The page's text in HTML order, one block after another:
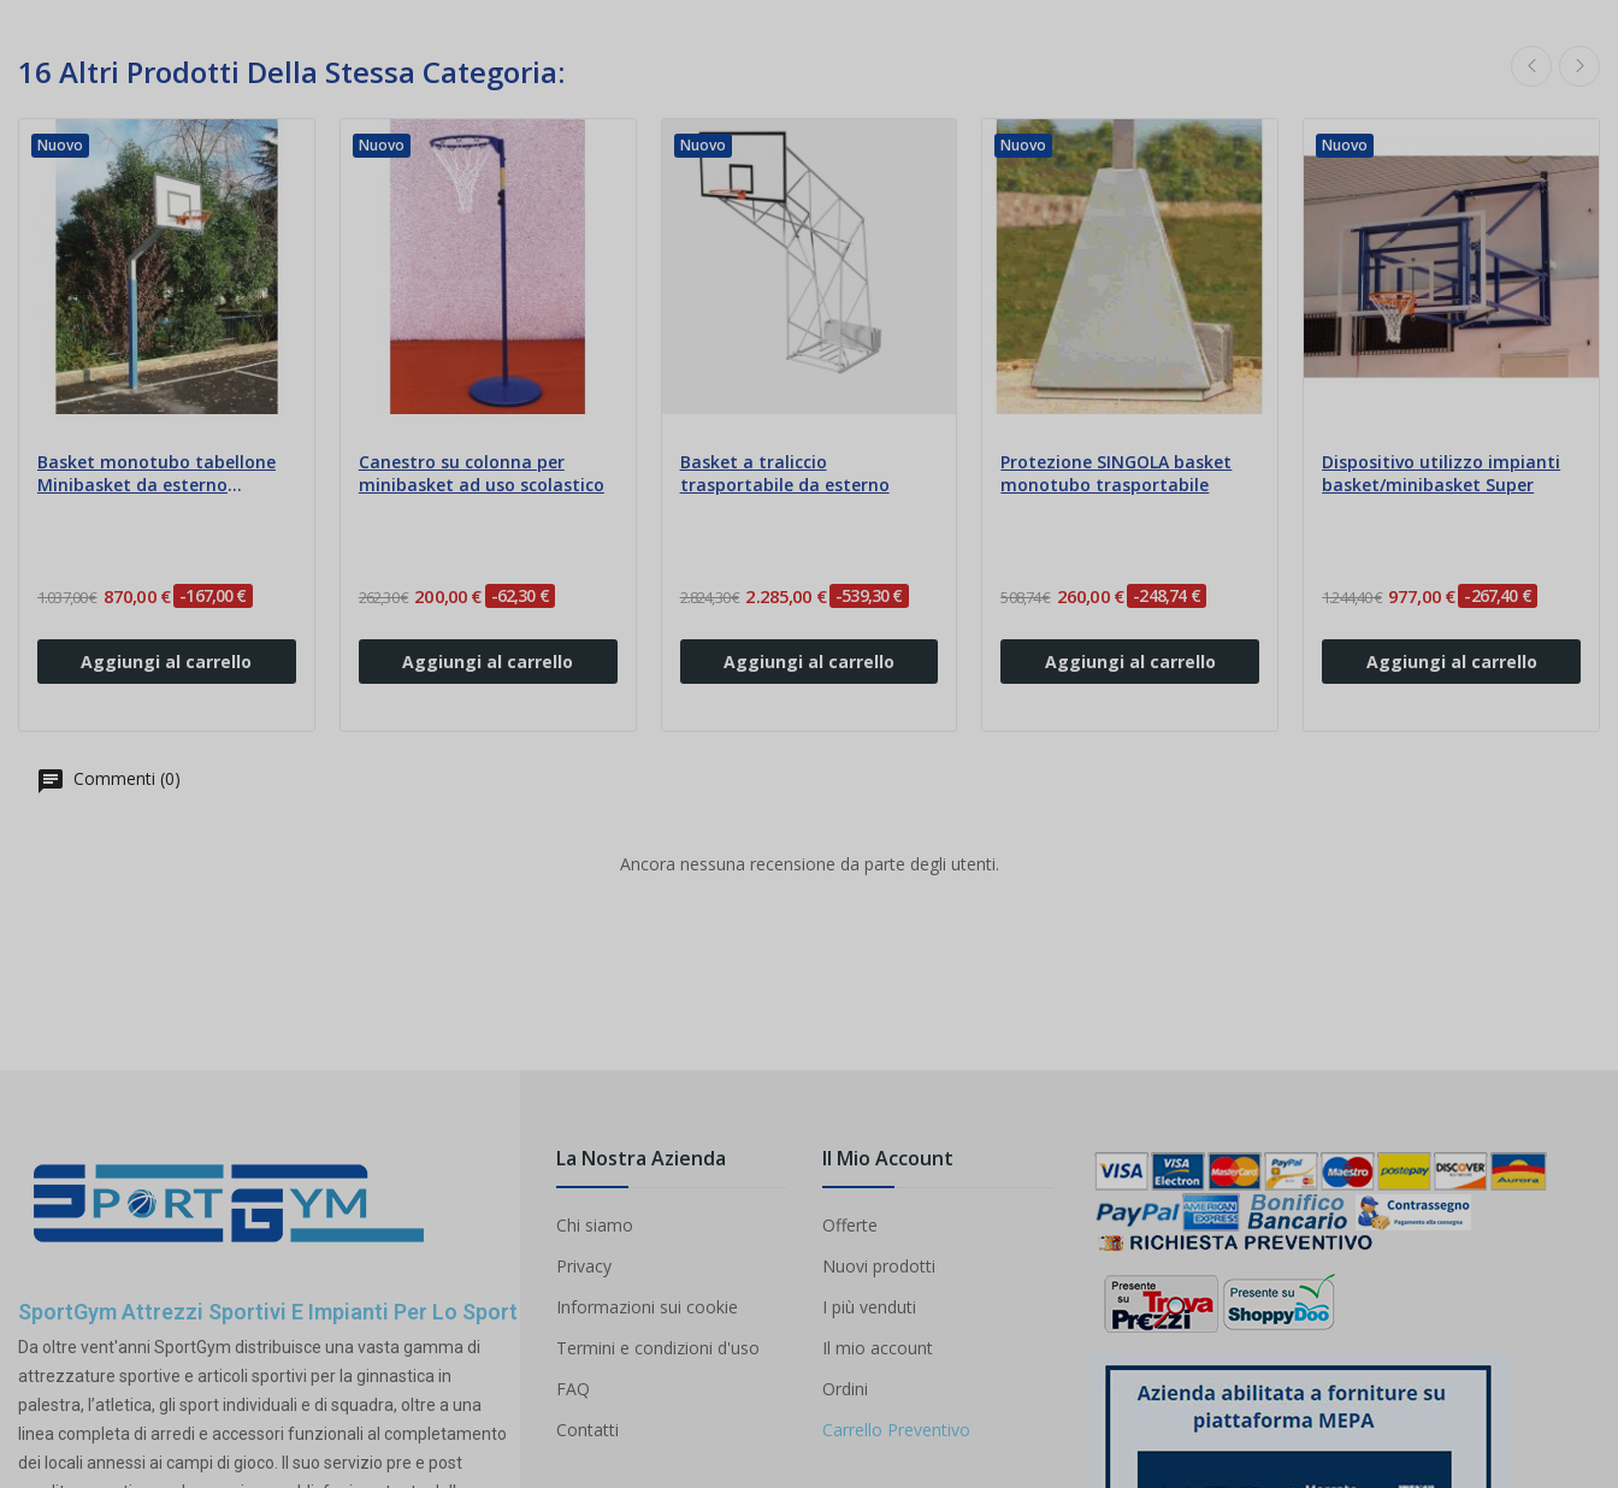
16 Altri Prodotti Della Stessa Categoria:
Nuovo
Basket monotubo tabellone
Minibasket da esterno
1.037,00 € 870,00 € -167,00 €
Aggiungi al carrello
Nuovo
Canestro su colonna per
minibasket ad uso scolastico
262,30 € 200,00 € -62,30 €
Aggiungi al carrello
Nuovo
Basket a traliccio
trasportabile da esterno
2.824,30 € 2.285,00 € -539,30 €
Aggiungi al carrello
Nuovo
Protezione SINGOLA basket
monotubo trasportabile
508,74 € 260,00 € -248,74 €
Aggiungi al carrello
Nuovo
Dispositivo utilizzo impianti
basket/minibasket Super
1.244,40 € 977,00 € -267,40 €
Aggiungi al carrello
Commenti (0)
Ancora nessuna recensione da parte degli utenti.
SportGym Attrezzi Sportivi E Impianti Per Lo Sport
Da oltre vent'anni SportGym distribuisce una vasta gamma di
attrezzature sportive e articoli sportivi per la ginnastica in
palestra, l’atletica, gli sport individuali e di squadra, oltre a una
linea completa di arredi e accessori funzionali al completamento
dei locali annessi ai campi di gioco. Il suo servizio pre e post
La Nostra Azienda
Chi siamo
Privacy
Informazioni sui cookie
Termini e condizioni d'uso
FAQ
Contatti
Il Mio Account
Offerte
Nuovi prodotti
I più venduti
Il mio account
Ordini
Carrello Preventivo